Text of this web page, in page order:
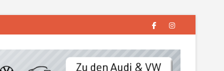
facebookinstagram